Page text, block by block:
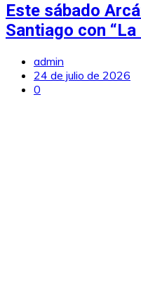
Este sábado
Santiago con
admin
24 de julio de 2026
0